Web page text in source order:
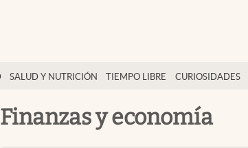
SALUD Y NUTRICIÓN TIEMPO LIBRE CURIOSIDADES
Finanzas y economía